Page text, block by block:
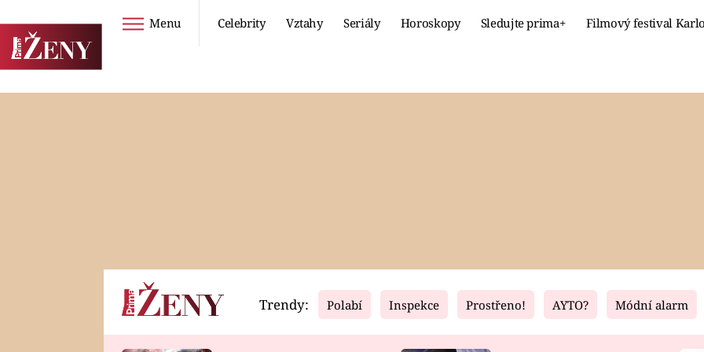
Menu Celebrity Vztahy Seriály Horoskopy Sledujte prima+ Filmový festival
Horoskopy Video Fresh Living
Trendy: Polabí Inspekce Prostřeno! AYTO? Módní alarm